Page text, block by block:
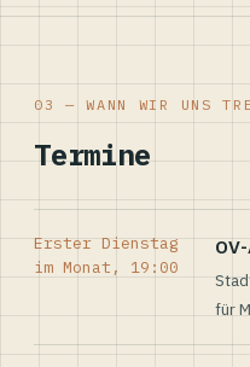
03 — WANN WIR UNS
Termine
Erster Dienstag
im Monat, 19:00
für